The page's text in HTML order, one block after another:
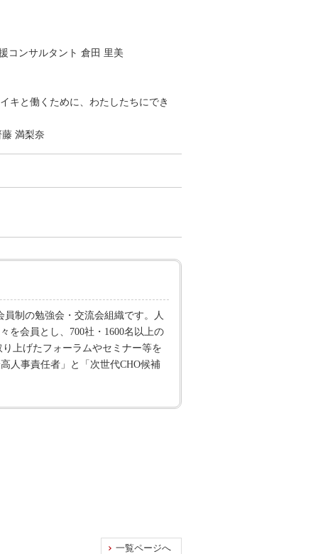
コンサルタント 倉田 里美
キと働くために、わたしたちにでき
満梨奈
制の勉強会・交流会組織です。人
を会員とし、700社・1600名以上の
上げたフォーラムやセミナー等を
人事責任者」と「次世代CHO候補
一覧ページへ